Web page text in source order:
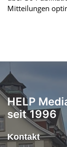
Mitteilungen
HELP
seit 1996
Kontakt